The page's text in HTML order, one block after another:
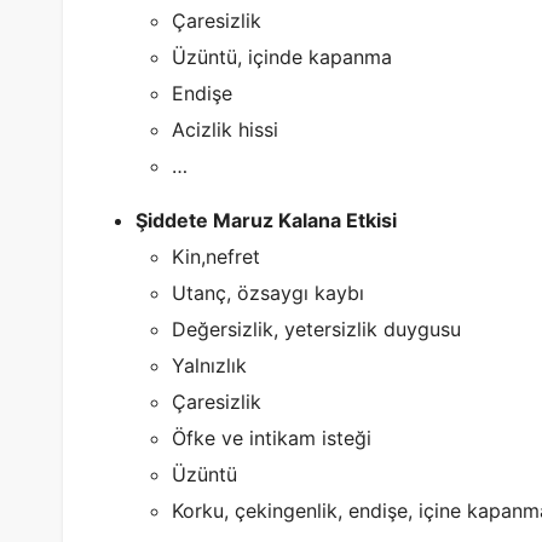
Çaresizlik
Üzüntü, içinde kapanma
Endişe
Acizlik hissi
…
Şiddete Maruz Kalana Etkisi
Kin,nefret
Utanç, özsaygı kaybı
Değersizlik, yetersizlik duygusu
Yalnızlık
Çaresizlik
Öfke ve intikam isteği
Üzüntü
Korku, çekingenlik, endişe, içine